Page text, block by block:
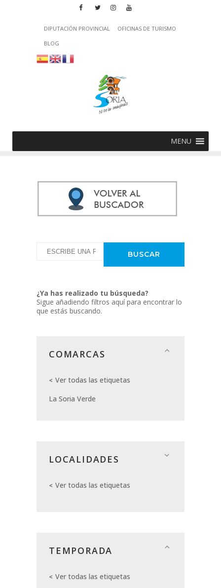
DIPUTACIÓN PROVINCIAL
OFICINAS DE TURISMO
BLOG
MENU
¿Ya has realizado tu búsqueda?
Sigue añadiendo filtros aquí para encontrar lo
que estás buscando.
COMARCAS
Ver todas las etiquetas
La Soria Verde
LOCALIDADES
Ver todas las etiquetas
TEMPORADA
Ver todas las etiquetas